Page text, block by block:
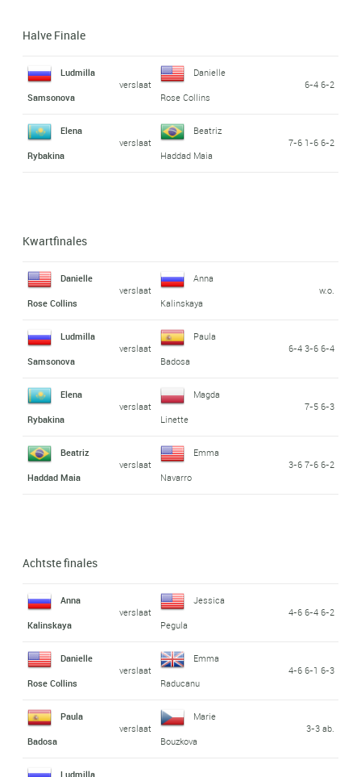
Halve Finale
Ludmilla
Samsonova
verslaat
Danielle
Rose Collins
6-4 6-2
Elena
Rybakina
verslaat
Beatriz
Haddad Maia
7-6 1-6 6-2
Kwartfinales
Danielle
Rose Collins
verslaat
Anna
Kalinskaya
w.o.
Ludmilla
Samsonova
verslaat
Paula
Badosa
6-4 3-6 6-4
Elena
Rybakina
verslaat
Magda
Linette
7-5 6-3
Beatriz
Haddad Maia
verslaat
Emma
Navarro
3-6 7-6 6-2
Achtste finales
Anna
Kalinskaya
verslaat
Jessica
Pegula
4-6 6-4 6-2
Danielle
Rose Collins
verslaat
Emma
Raducanu
4-6 6-1 6-3
Paula
Badosa
verslaat
Marie
Bouzkova
3-3 ab.
Ludmilla